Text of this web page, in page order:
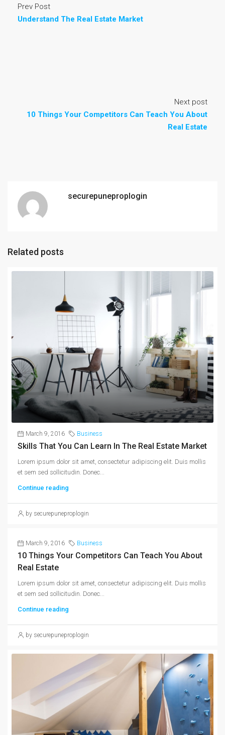
Prev Post
Understand The Real Estate Market
Next post
10 Things Your Competitors Can Teach You About
Real Estate
securepuneproplogin
Related posts
March 9, 2016 Business
Skills That You Can Learn In The Real Estate Market
Lorem ipsum dolor sit amet, consectetur adipiscing elit. Duis mollis
et sem sed sollicitudin. Donec...
Continue reading
by securepuneproplogin
March 9, 2016 Business
10 Things Your Competitors Can Teach You About
Real Estate
Lorem ipsum dolor sit amet, consectetur adipiscing elit. Duis mollis
et sem sed sollicitudin. Donec...
Continue reading
by securepuneproplogin